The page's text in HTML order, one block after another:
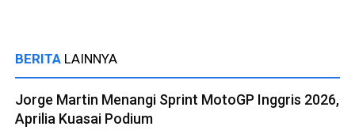
BERITA LAINNYA
Jorge Martin Menangi Sprint MotoGP Inggris 2026,
Aprilia Kuasai Podium